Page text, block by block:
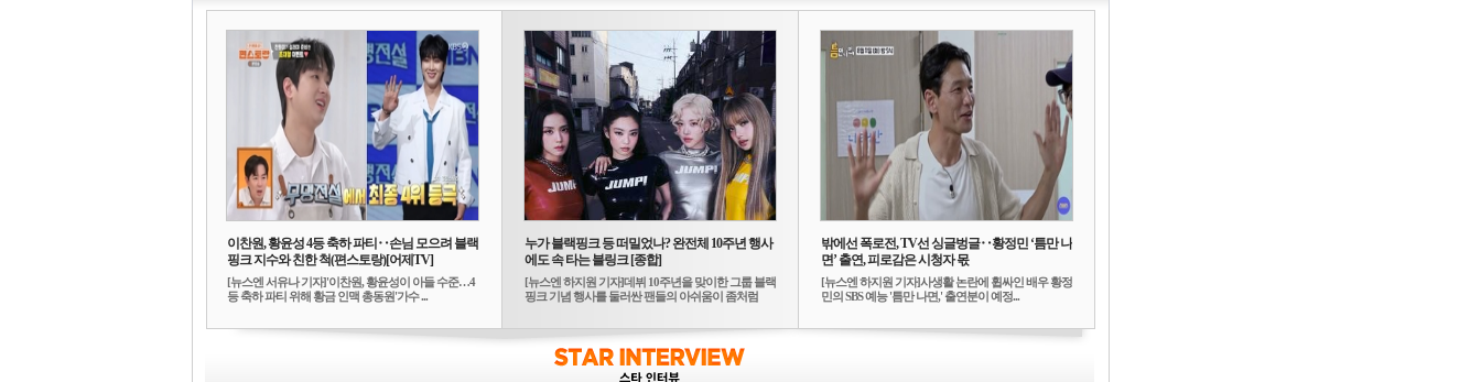
이찬원, 황윤성 4등 축하 파티‥손님 모으려 블랙
핑크 지수와 친한 척(편스토랑)[어제TV]
[뉴스엔 서유나 기자]'이찬원, 황윤성이 아들 수준…4
등 축하 파티 위해 황금 인맥 총동원'가수 ...
누가 블랙핑크 등 떠밀었나? 완전체 10주년 행사
에도 속 타는 블링크 [종합]
[뉴스엔 하지원 기자]데뷔 10주년을 맞이한 그룹 블랙
핑크 기념 행사를 둘러싼 팬들의 아쉬움이 좀처럼
밖에선 폭로전, TV선 싱글벙글‥황정민 ‘틈만 나
면’ 출연, 피로감은 시청자 몫
[뉴스엔 하지원 기자]사생활 논란에 휩싸인 배우 황정
민의 SBS 예능 '틈만 나면,' 출연분이 예정...